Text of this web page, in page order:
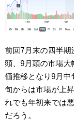
前回7月末の四半期
頭、9月頭の市場大
価推移となり9月中
旬からは市場が上
れでも年初来では
だろう。